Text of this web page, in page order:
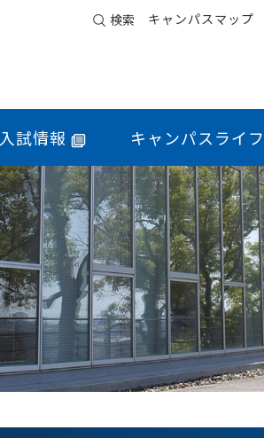
検索 キャンパスマップ
入試情報 キャンパスライフ